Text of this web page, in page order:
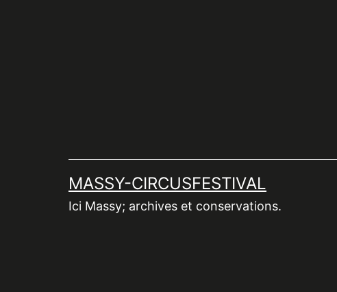
MASSY-CIRCUSFESTIVAL
Ici Massy; archives et conservations.